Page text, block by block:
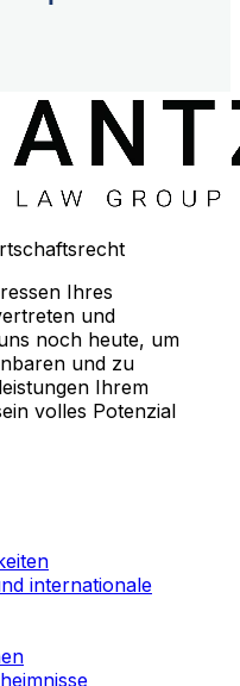
Ihres
und
noch heute, um
und zu
Ihrem
volles Potenzial
internationale